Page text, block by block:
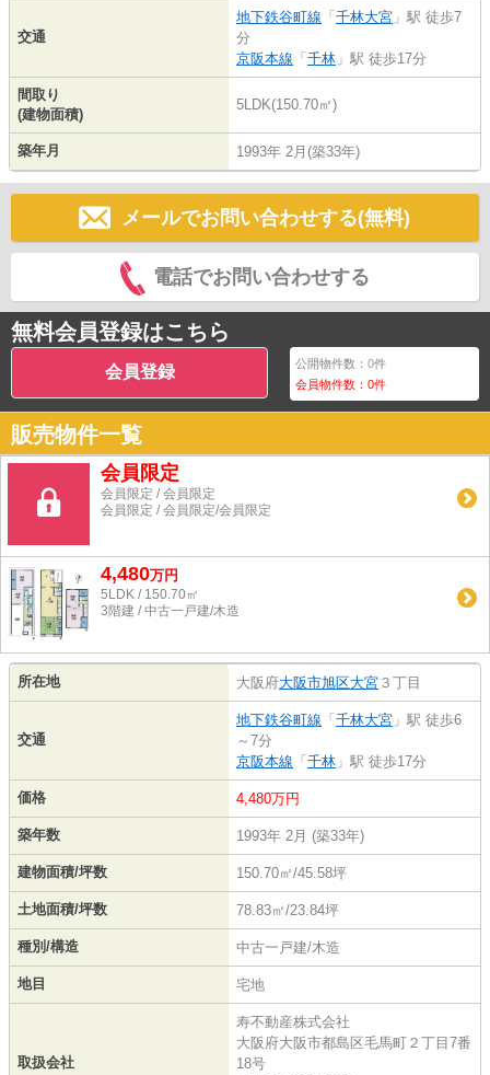
交通
地下鉄谷町線 「 千林大宮 」駅 徒歩7
分
京阪本線 「 千林 」駅 徒歩17分
間取り
(建物面積)
5LDK(150.70㎡)
築年月 1993年 2月(築33年)
メールでお問い合わせする(無料)
電話でお問い合わせする
無料会員登録はこちら
会員登録 公開物件数：0件
会員物件数：0件
販売物件一覧
会員限定
会員限定 /会員限定
会員限定 /会員限定/会員限定
4,480万円
5LDK / 150.70㎡
3階建 / 中古一戸建/木造
所在地 大阪府大阪市旭区大宮 ３丁目
交通
地下鉄谷町線 「 千林大宮 」駅 徒歩6
～7分
京阪本線 「 千林 」駅 徒歩17分
価格 4,480万円
築年数 1993年 2月 (築33年)
建物面積/坪数 150.70㎡/45.58坪
土地面積/坪数 78.83㎡/23.84坪
種別/構造 中古一戸建/木造
地目 宅地
取扱会社
寿不動産株式会社
大阪府大阪市都島区毛馬町２丁目7番
18号